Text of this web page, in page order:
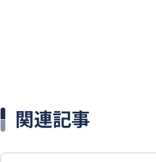
関連記事